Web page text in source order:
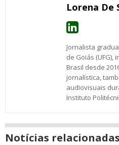
Lorena De
Jornalista
de Goiás (UFG),
Brasil desde
jornalística,
audiovisuais
Instituto
Notícias relacionadas